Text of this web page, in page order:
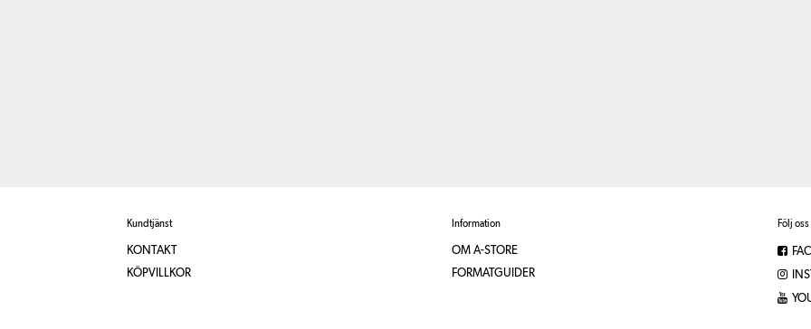
Kundtjänst
KONTAKT
KÖPVILLKOR
Information
OM A-STORE
FORMATGUIDER
Följ oss